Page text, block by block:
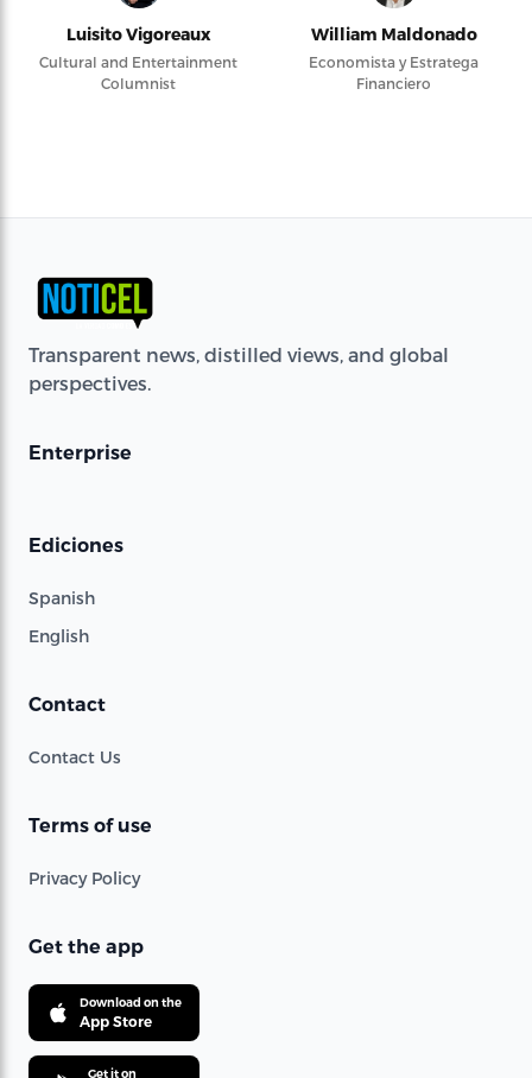
Luisito Vigoreaux
Cultural and Entertainment
Columnist
William Maldonado
Economista y Estratega
Financiero
Transparent news, distilled views, and global
perspectives.
Enterprise
Ediciones
Spanish
English
Contact
Contact Us
Terms of use
Privacy Policy
Get the app
Download on the
App Store
Get it on